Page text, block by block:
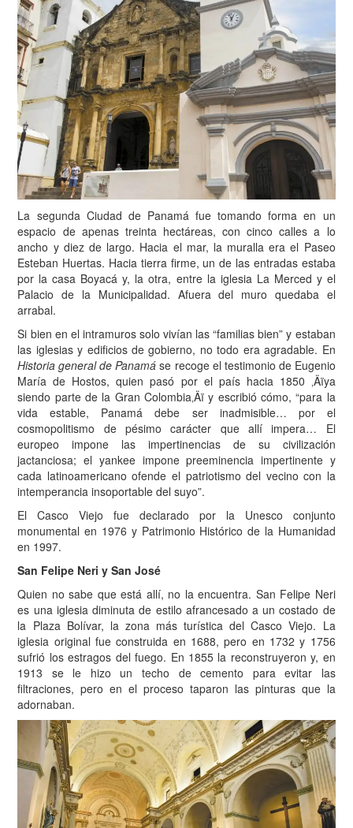
La segunda Ciudad de Panamá fue tomando forma en un
espacio de apenas treinta hectáreas, con cinco calles a lo
ancho y diez de largo. Hacia el mar, la muralla era el Paseo
Esteban Huertas. Hacia tierra firme, un de las entradas estaba
por la casa Boyacá y, la otra, entre la iglesia La Merced y el
Palacio de la Municipalidad. Afuera del muro quedaba el
arrabal.
Si bien en el intramuros solo vivían las “familias bien” y estaban
las iglesias y edificios de gobierno, no todo era agradable. En
Historia general de Panamá se recoge el testimonio de Eugenio
María de Hostos, quien pasó por el país hacia 1850 ‚Äïya
siendo parte de la Gran Colombia‚Äï y escribió cómo, “para la
vida estable, Panamá debe ser inadmisible… por el
cosmopolitismo de pésimo carácter que allí impera… El
europeo impone las impertinencias de su civilización
jactanciosa; el yankee impone preeminencia impertinente y
cada latinoamericano ofende el patriotismo del vecino con la
intemperancia insoportable del suyo”.
El Casco Viejo fue declarado por la Unesco conjunto
monumental en 1976 y Patrimonio Histórico de la Humanidad
en 1997.
San Felipe Neri y San José
Quien no sabe que está allí, no la encuentra. San Felipe Neri
es una iglesia diminuta de estilo afrancesado a un costado de
la Plaza Bolívar, la zona más turística del Casco Viejo. La
iglesia original fue construida en 1688, pero en 1732 y 1756
sufrió los estragos del fuego. En 1855 la reconstruyeron y, en
1913 se le hizo un techo de cemento para evitar las
filtraciones, pero en el proceso taparon las pinturas que la
adornaban.